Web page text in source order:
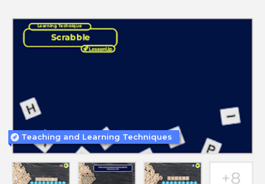
Teaching and Learning Techniques